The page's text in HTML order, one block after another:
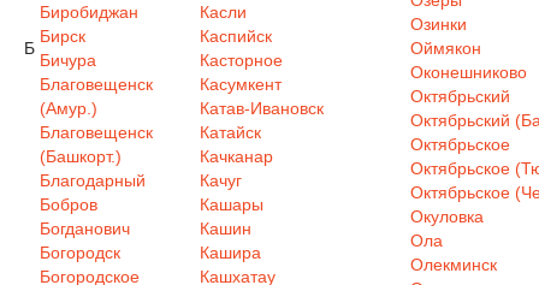
Б
Биробиджан
Бирск
Бичура
Благовещенск
(Амур.)
Благовещенск
(Башкорт.)
Благодарный
Бобров
Богданович
Богородск
Богородское
Касли
Каспийск
Касторное
Касумкент
Катав-Ивановск
Катайск
Качканар
Качуг
Кашары
Кашин
Кашира
Кашхатау
Озинки
Оймякон
Оконешниково
Октябрьский
Октябрьский
Октябрьское
Октябрьское
Октябрьское
Окуловка
Ола
Олекминск